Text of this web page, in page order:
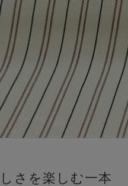
さを楽しむ一本